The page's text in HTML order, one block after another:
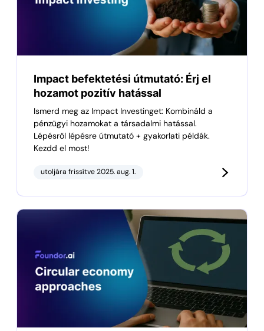
Impact befektetési útmutató: Érj el
hozamot pozitív hatással
Ismerd meg az Impact Investinget: Kombináld a
pénzügyi hozamokat a társadalmi hatással.
Lépésről lépésre útmutató + gyakorlati példák.
Kezdd el most!
utoljára frissítve 2025. aug. 1.